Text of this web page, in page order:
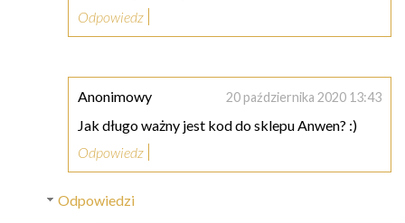
Odpowiedz
Anonimowy 20 października 2020 13:43
Jak długo ważny jest kod do sklepu Anwen? :)
Odpowiedz
Odpowiedzi